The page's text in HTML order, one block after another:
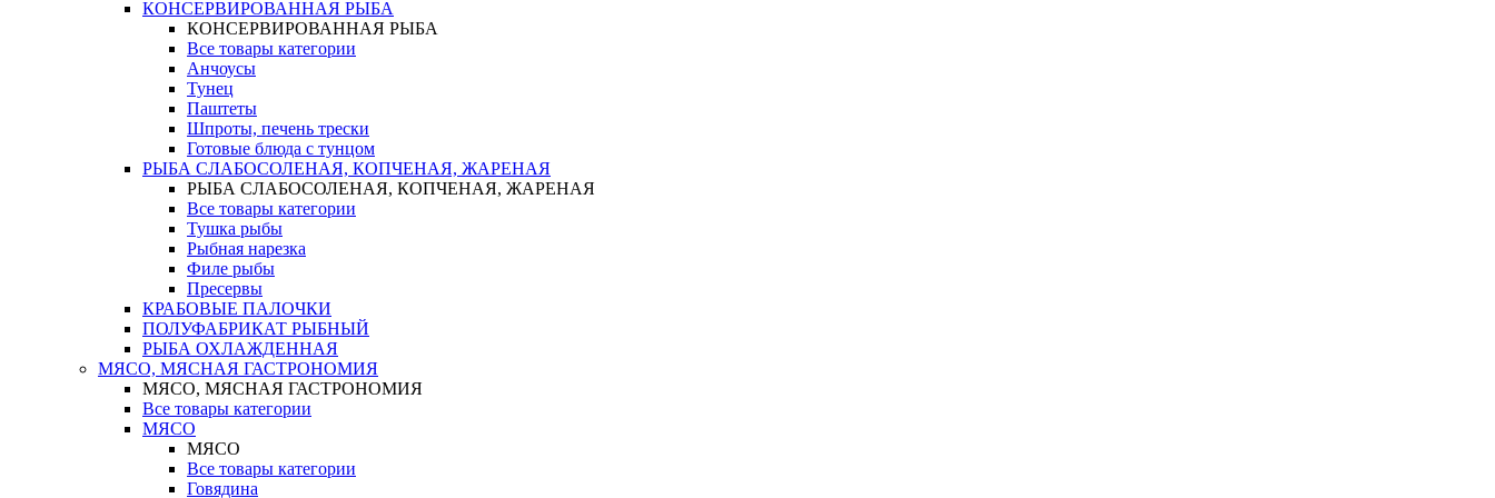
КОНСЕРВИРОВАННАЯ РЫБА
КОНСЕРВИРОВАННАЯ РЫБА
Все товары категории
Анчоусы
Тунец
Паштеты
Шпроты, печень трески
Готовые блюда с тунцом
РЫБА СЛАБОСОЛЕНАЯ, КОПЧЕНАЯ, ЖАРЕНАЯ
РЫБА СЛАБОСОЛЕНАЯ, КОПЧЕНАЯ, ЖАРЕНАЯ
Все товары категории
Тушка рыбы
Рыбная нарезка
Филе рыбы
Пресервы
КРАБОВЫЕ ПАЛОЧКИ
ПОЛУФАБРИКАТ РЫБНЫЙ
РЫБА ОХЛАЖДЕННАЯ
МЯСО, МЯСНАЯ ГАСТРОНОМИЯ
МЯСО, МЯСНАЯ ГАСТРОНОМИЯ
Все товары категории
МЯСО
МЯСО
Все товары категории
Говядина